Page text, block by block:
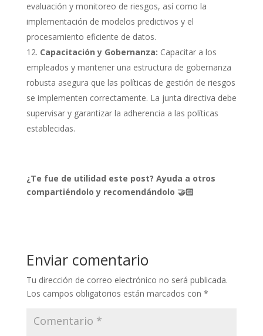
evaluación y monitoreo de riesgos, así como la
implementación de modelos predictivos y el
procesamiento eficiente de datos.
Capacitación y Gobernanza: Capacitar a los
empleados y mantener una estructura de gobernanza
robusta asegura que las políticas de gestión de riesgos
se implementen correctamente. La junta directiva debe
supervisar y garantizar la adherencia a las políticas
establecidas.
¿Te fue de utilidad este post? Ayuda a otros
compartiéndolo y recomendándolo 🤝🏻
Enviar comentario
Tu dirección de correo electrónico no será publicada.
Los campos obligatorios están marcados con *